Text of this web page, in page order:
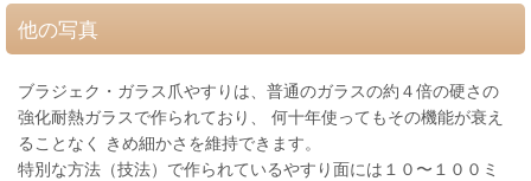
他の写真
ブラジェク・ガラス爪やすりは、普通のガラスの約４倍の硬さの
強化耐熱ガラスで作られており、 何十年使ってもその機能が衰え
ることなく きめ細かさを維持できます。
特別な方法（技法）で作られているやすり面には１０〜１００ミ